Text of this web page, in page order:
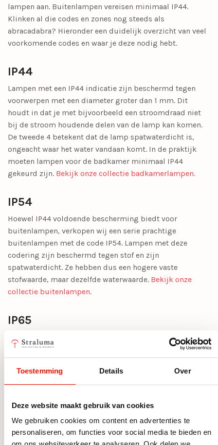
Toestemming Details Over
Deze website maakt gebruik van cookies
We gebruiken cookies om content en advertenties te
personaliseren, om functies voor social media te bieden en
lampen aan. Buitenlampen vereisen minimaal IP44.
Klinken al die codes en zones nog steeds als
abracadabra? Hieronder een duidelijk overzicht van veel
voorkomende codes en waar je deze nodig hebt.
IP44
Lampen met een IP44 indicatie zijn beschermd tegen
voorwerpen met een diameter groter dan 1 mm. Dit
houdt in dat je met bijvoorbeeld een stroomdraad niet
bij de stroom houdende delen van de lamp kan komen.
De tweede 4 betekent dat de lamp spatwaterdicht is,
ongeacht waar het water vandaan komt. In de praktijk
moeten lampen voor de badkamer minimaal IP44
gekeurd zijn. Bekijk onze collectie badkamerlampen.
IP54
Hoewel IP44 voldoende bescherming biedt voor
buitenlampen, verkopen wij een serie prachtige
buitenlampen met de code IP54. Lampen met deze
codering zijn beschermd tegen stof en zijn
spatwaterdicht. Ze hebben dus een hogere vaste
stofwaarde, maar dezelfde waterwaarde. Bekijk onze
collectie buitenlampen.
IP65
Lampen met deze code zijn stofdicht, bieden volledige
beveiliging tegen spanning voerende voorwerpen en
beschermen tegen waterstralen. Ook verlichting met IP65
is zeer geschikt voor de badkamer.
IP66
Lampen met de keuring IP66 zijn stofdicht, bieden
volledige beveiliging tegen spanning voerende
voorwerpen en beschermen tegen harde waterstralen.